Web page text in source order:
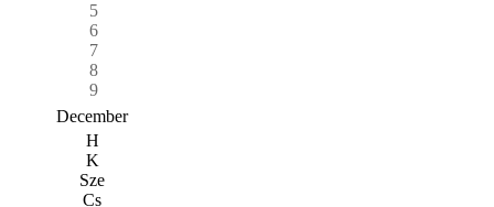
5
6
7
8
9
December
H
K
Sze
Cs